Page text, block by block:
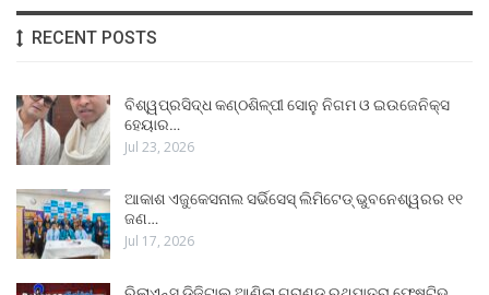
RECENT POSTS
ବିଶ୍ୱପ୍ରସିଦ୍ଧ କଣ୍ଠଶିଳ୍ପୀ ସୋନୁ ନିଗମ ଓ ଇଉଜେନିକ୍ସ
ହେୟାର…
Jul 23, 2026
ଆକାଶ ଏଜୁକେସନାଲ ସର୍ଭିସେସ୍ ଲିମିଟେଡ୍ ଭୁବନେଶ୍ୱରର ୧୧
ଜଣ…
Jul 17, 2026